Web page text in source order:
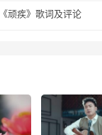
顽疾》歌词及评论